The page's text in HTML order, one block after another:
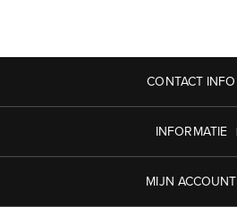
CONTACT INFO
INFORMATIE
MIJN ACCOUNT